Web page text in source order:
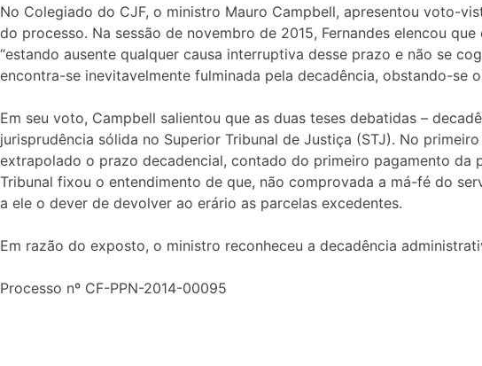
No Colegiado do CJF, o ministro Mauro Campbell, apresentou voto-
do processo. Na sessão de novembro de 2015, Fernandes elencou
“estando ausente qualquer causa interruptiva desse prazo e não se
encontra-se inevitavelmente fulminada pela decadência, obstando-se
Em seu voto, Campbell salientou que as duas teses debatidas –
jurisprudência sólida no Superior Tribunal de Justiça (STJ). No
extrapolado o prazo decadencial, contado do primeiro pagamento da
Tribunal fixou o entendimento de que, não comprovada a má-fé do
a ele o dever de devolver ao erário as parcelas excedentes.
Em razão do exposto, o ministro reconheceu a decadência
Processo nº CF-PPN-2014-00095